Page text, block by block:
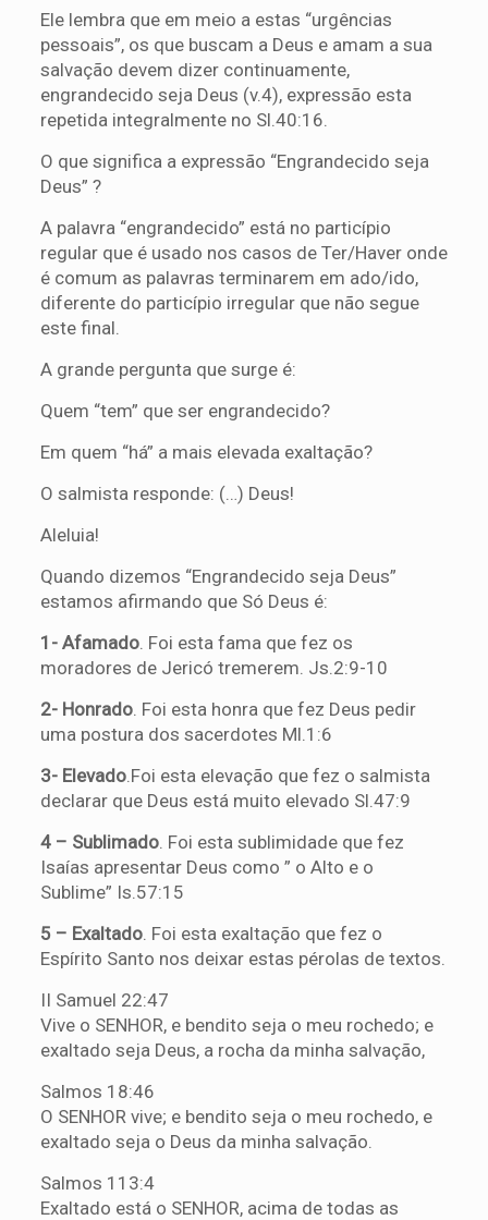
Ele lembra que em meio a estas “urgências
pessoais”, os que buscam a Deus e amam a sua
salvação devem dizer continuamente,
engrandecido seja Deus (v.4), expressão esta
repetida integralmente no Sl.40:16.
O que significa a expressão “Engrandecido seja
Deus” ?
A palavra “engrandecido” está no particípio
regular que é usado nos casos de Ter/Haver onde
é comum as palavras terminarem em ado/ido,
diferente do particípio irregular que não segue
este final.
A grande pergunta que surge é:
Quem “tem” que ser engrandecido?
Em quem “há” a mais elevada exaltação?
O salmista responde: (…) Deus!
Aleluia!
Quando dizemos “Engrandecido seja Deus”
estamos afirmando que Só Deus é:
1- Afamado. Foi esta fama que fez os
moradores de Jericó tremerem. Js.2:9-10
2- Honrado. Foi esta honra que fez Deus pedir
uma postura dos sacerdotes Ml.1:6
3- Elevado.Foi esta elevação que fez o salmista
declarar que Deus está muito elevado Sl.47:9
4 – Sublimado. Foi esta sublimidade que fez
Isaías apresentar Deus como ” o Alto e o
Sublime” Is.57:15
5 – Exaltado. Foi esta exaltação que fez o
Espírito Santo nos deixar estas pérolas de textos.
II Samuel 22:47
Vive o SENHOR, e bendito seja o meu rochedo; e
exaltado seja Deus, a rocha da minha salvação,
Salmos 18:46
O SENHOR vive; e bendito seja o meu rochedo, e
exaltado seja o Deus da minha salvação.
Salmos 113:4
Exaltado está o SENHOR, acima de todas as